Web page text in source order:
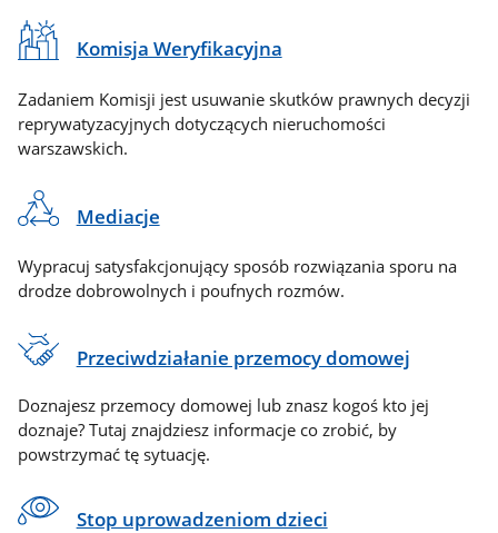
Komisja Weryfikacyjna
Zadaniem Komisji jest usuwanie skutków prawnych decyzji
reprywatyzacyjnych dotyczących nieruchomości
warszawskich.
Mediacje
Wypracuj satysfakcjonujący sposób rozwiązania sporu na
drodze dobrowolnych i poufnych rozmów.
Przeciwdziałanie przemocy domowej
Doznajesz przemocy domowej lub znasz kogoś kto jej
doznaje? Tutaj znajdziesz informacje co zrobić, by
powstrzymać tę sytuację.
Stop uprowadzeniom dzieci